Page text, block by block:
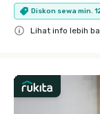
Diskon sewa min.
Lihat info lebih